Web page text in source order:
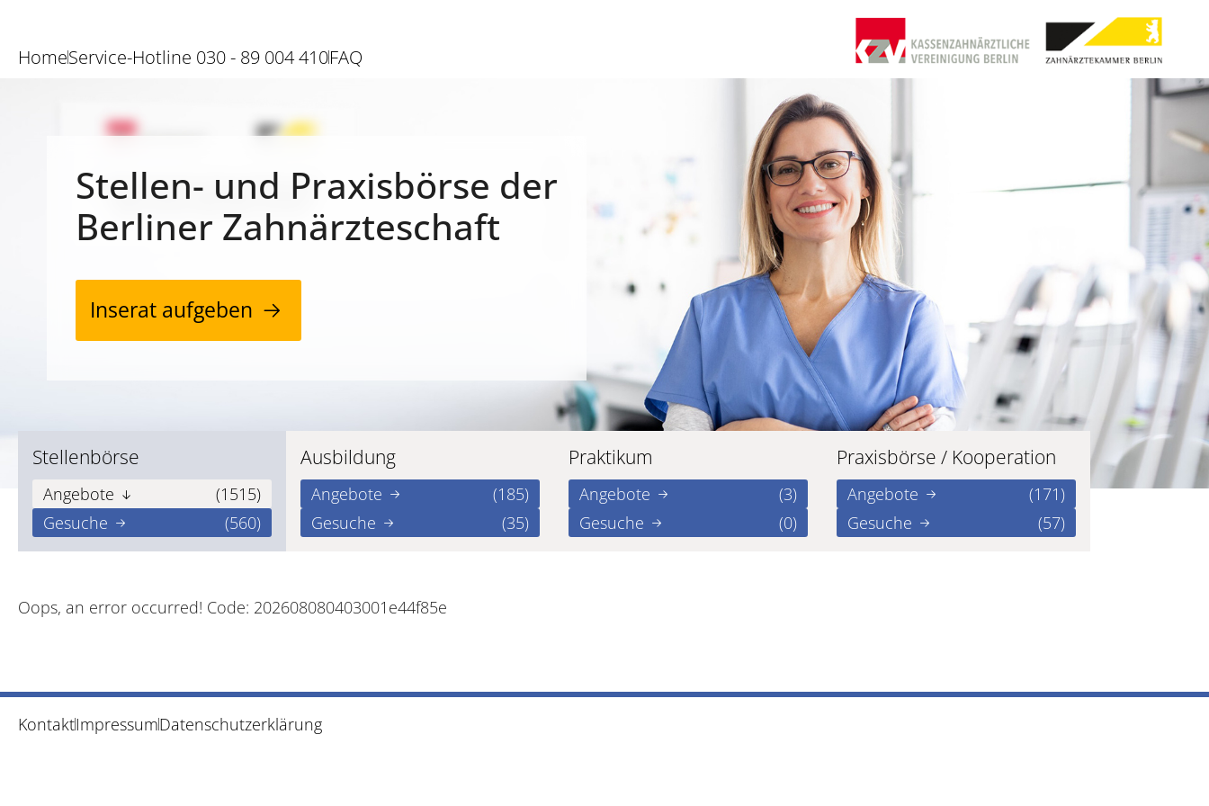
HomeService-Hotline 030 - 89 004 410FAQ
Stellen- und Praxisbörse der
Berliner Zahnärzteschaft
Inserat aufgeben
Stellenbörse
Angebote
(1515)
Gesuche
(560)
Ausbildung
Angebote
(185)
Gesuche
(35)
Praktikum
Angebote
(3)
Gesuche
(0)
Praxisbörse / Kooperation
Angebote
(171)
Gesuche
(57)
Oops, an error occurred! Code: 202608080403001e44f85e
KontaktImpressumDatenschutzerklärung